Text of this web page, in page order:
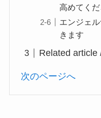
高めてく
エンジェ
きます
Related article
次のページへ